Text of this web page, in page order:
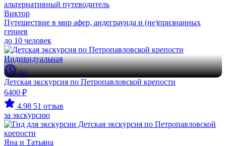
Виктор
Путешествие в мир афер, андеграунда и (не)признанных
гениев
до 10 человек
Индивидуальная
1ч
Детская экскурсия по Петропавловской крепости
6400 ₽
4.98 51 отзыв
за экскурсию
Яна и Татьяна